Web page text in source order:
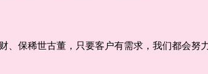
保稀世古董，只要客户有需求，我们都会努